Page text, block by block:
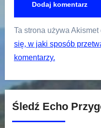
Ta strona używa
się, w jaki sposób
komentarzy.
Śledź Echo